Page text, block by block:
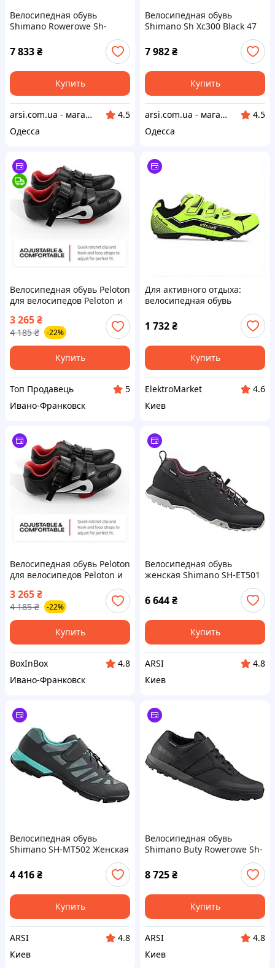
Велосипедная обувь
Shimano Rowerowe Sh-
7 833₴
Купить
arsi.com.ua - магазин техники
4.5
Одесса
Велосипедная обувь
Shimano Sh Xc300 Black 47
7 982₴
Купить
arsi.com.ua - магазин техники
4.5
Одесса
Велосипедная обувь Peloton
для велосипедов Peloton и
совместимыми
велосипедными шипами.38
р/39р
3 265₴
4 185 ₴ -22%
Купить
Топ Продавець
5
Ивано-Франковск
Для активного отдыха:
велосипедная обувь
1 732₴
Купить
ElektroMarket
4.6
Киев
Велосипедная обувь Peloton
для велосипедов Peloton и
совместимыми
велосипедными шипами.38
р/39р
3 265₴
4 185 ₴ -22%
Купить
BoxInBox
4.8
Ивано-Франковск
Велосипедная обувь
женская Shimano SH-ET501
6 644₴
Купить
ARSI
4.8
Киев
Велосипедная обувь
Shimano SH-MT502 Женская
4 416₴
Купить
ARSI
4.8
Киев
Велосипедная обувь
Shimano Buty Rowerowe Sh-
8 725₴
Купить
ARSI
4.8
Киев